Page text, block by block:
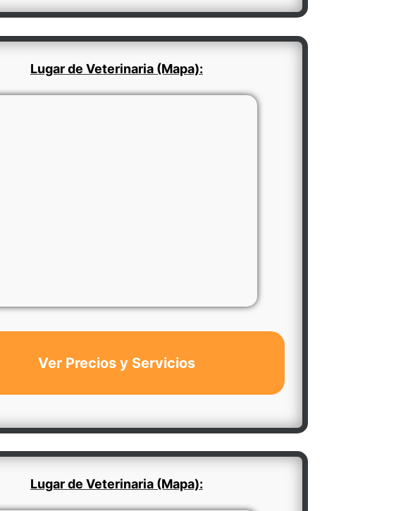
Lugar de Veterinaria (Mapa):
Ver Precios y Servicios
Lugar de Veterinaria (Mapa):